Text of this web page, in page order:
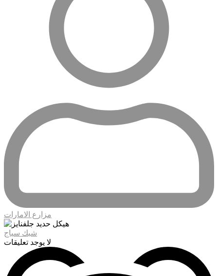
مزارع الامارات
شبك سياج
لا يوجد تعليقات